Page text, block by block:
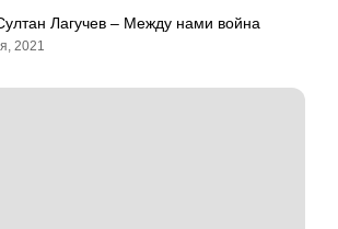
Лагучев – Между нами война
2021